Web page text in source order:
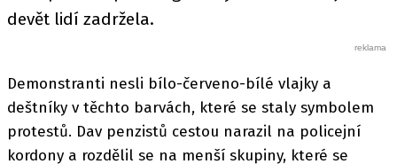
devět lidí zadržela.
Demonstranti nesli bílo-červeno-bílé vlajky a
deštníky v těchto barvách, které se staly symbolem
protestů. Dav penzistů cestou narazil na policejní
kordony a rozdělil se na menší skupiny, které se